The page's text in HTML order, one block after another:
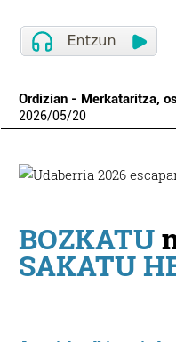
Ordizian - Merkataritza,
2026/05/20
BOZKATU
SAKATU